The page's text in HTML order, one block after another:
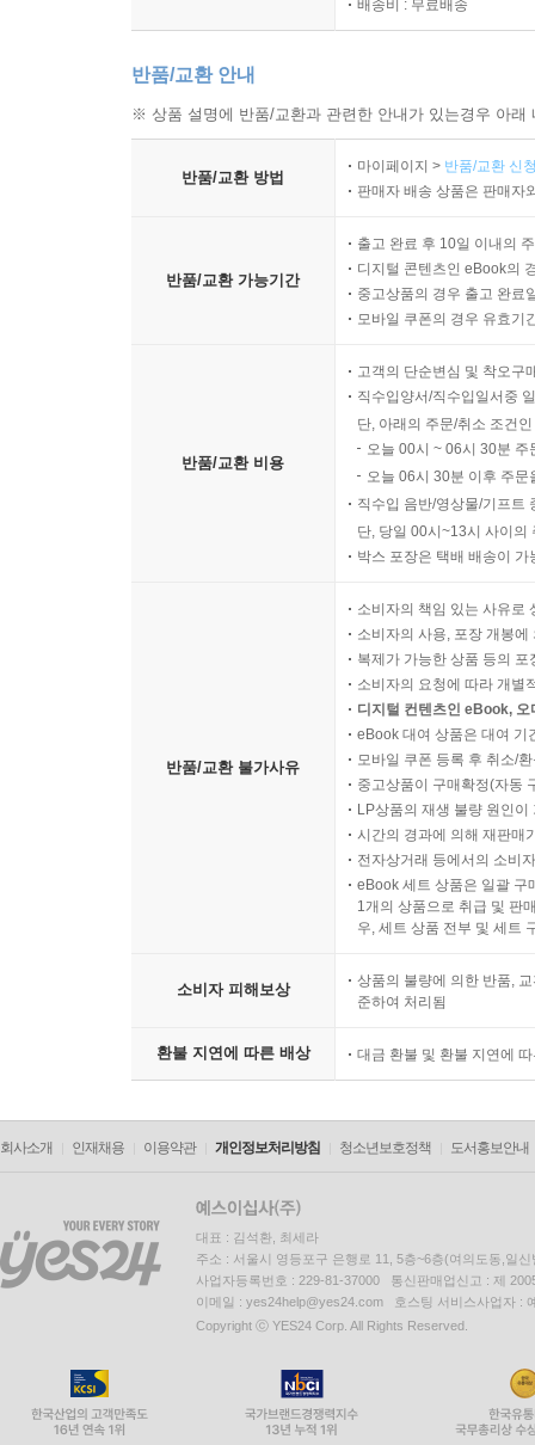
배송비 : 무료배송
반품/교환 안내
※ 상품 설명에 반품/교환과 관련한 안내가 있는경우 아
반품/교환 방법
마이페이지 > 반품/교환 신
판매자 배송 상품은 판매자
반품/교환 가능기간
출고 완료 후 10일 이내의
디지털 콘텐츠인 eBook의
중고상품의 경우 출고 완료
모바일 쿠폰의 경우 유효기
반품/교환 비용
고객의 단순변심 및 착오구
직수입양서/직수입일서중
단, 아래의 주문/취소 조건
오늘 00시 ~ 06시 30분
오늘 06시 30분 이후 주
직수입 음반/영상물/기프트
단, 당일 00시~13시 사이의
박스 포장은 택배 배송이
반품/교환 불가사유
소비자의 책임 있는 사유로
소비자의 사용, 포장 개봉
복제가 가능한 상품 등의
소비자의 요청에 따라 개별
디지털 컨텐츠인 eBook,
eBook 대여 상품은 대여 기
모바일 쿠폰 등록 후 취소/
중고상품이 구매확정(자동
LP상품의 재생 불량 원인
시간의 경과에 의해 재판매
전자상거래 등에서의 소비
eBook 세트 상품은 일괄 구
1개의 상품으로 취급 및 판
우, 세트 상품 전부 및 세트
소비자 피해보상
상품의 불량에 의한 반품,
준하여 처리됨
환불 지연에 따른 배상 대금 환불 및 환불 지연에
회사소개 인재채용 이용약관 개인정보처리방침 청소년보호정책 도서홍보안내
대표 : 김석환, 최세라
주소 : 서울시 영등포구 은행로 11, 5층~6층(여의도동,일신
사업자등록번호 : 229-81-37000 통신판매업신고 : 제
이메일 : yes24help@yes24.com 호스팅 서비스사업자 :
Copyright ⓒ YES24 Corp. All Rights Reserved.